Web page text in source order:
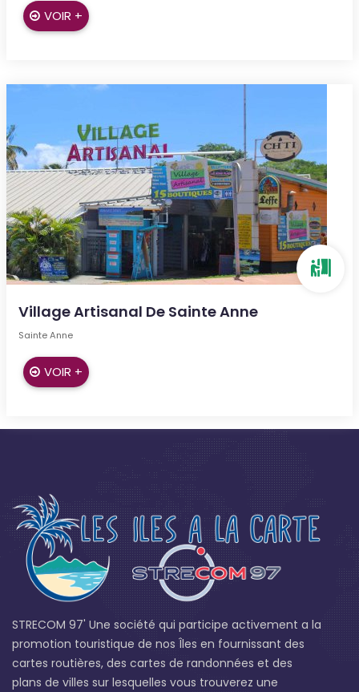
VOIR +
Village Artisanal De Sainte Anne
Sainte Anne
VOIR +
STRECOM 97' Une société qui participe activement a la
promotion touristique de nos Îles en fournissant des
cartes routières, des cartes de randonnées et des
plans de villes sur lesquelles vous trouverez une